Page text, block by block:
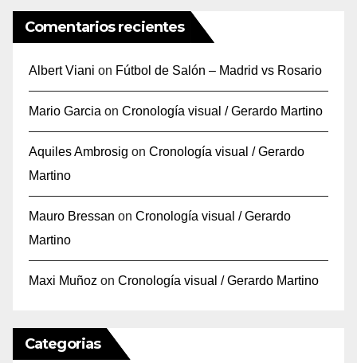
Comentarios recientes
Albert Viani on Fútbol de Salón – Madrid vs Rosario
Mario Garcia on Cronología visual / Gerardo Martino
Aquiles Ambrosig on Cronología visual / Gerardo
Martino
Mauro Bressan on Cronología visual / Gerardo
Martino
Maxi Muñoz on Cronología visual / Gerardo Martino
Categorias